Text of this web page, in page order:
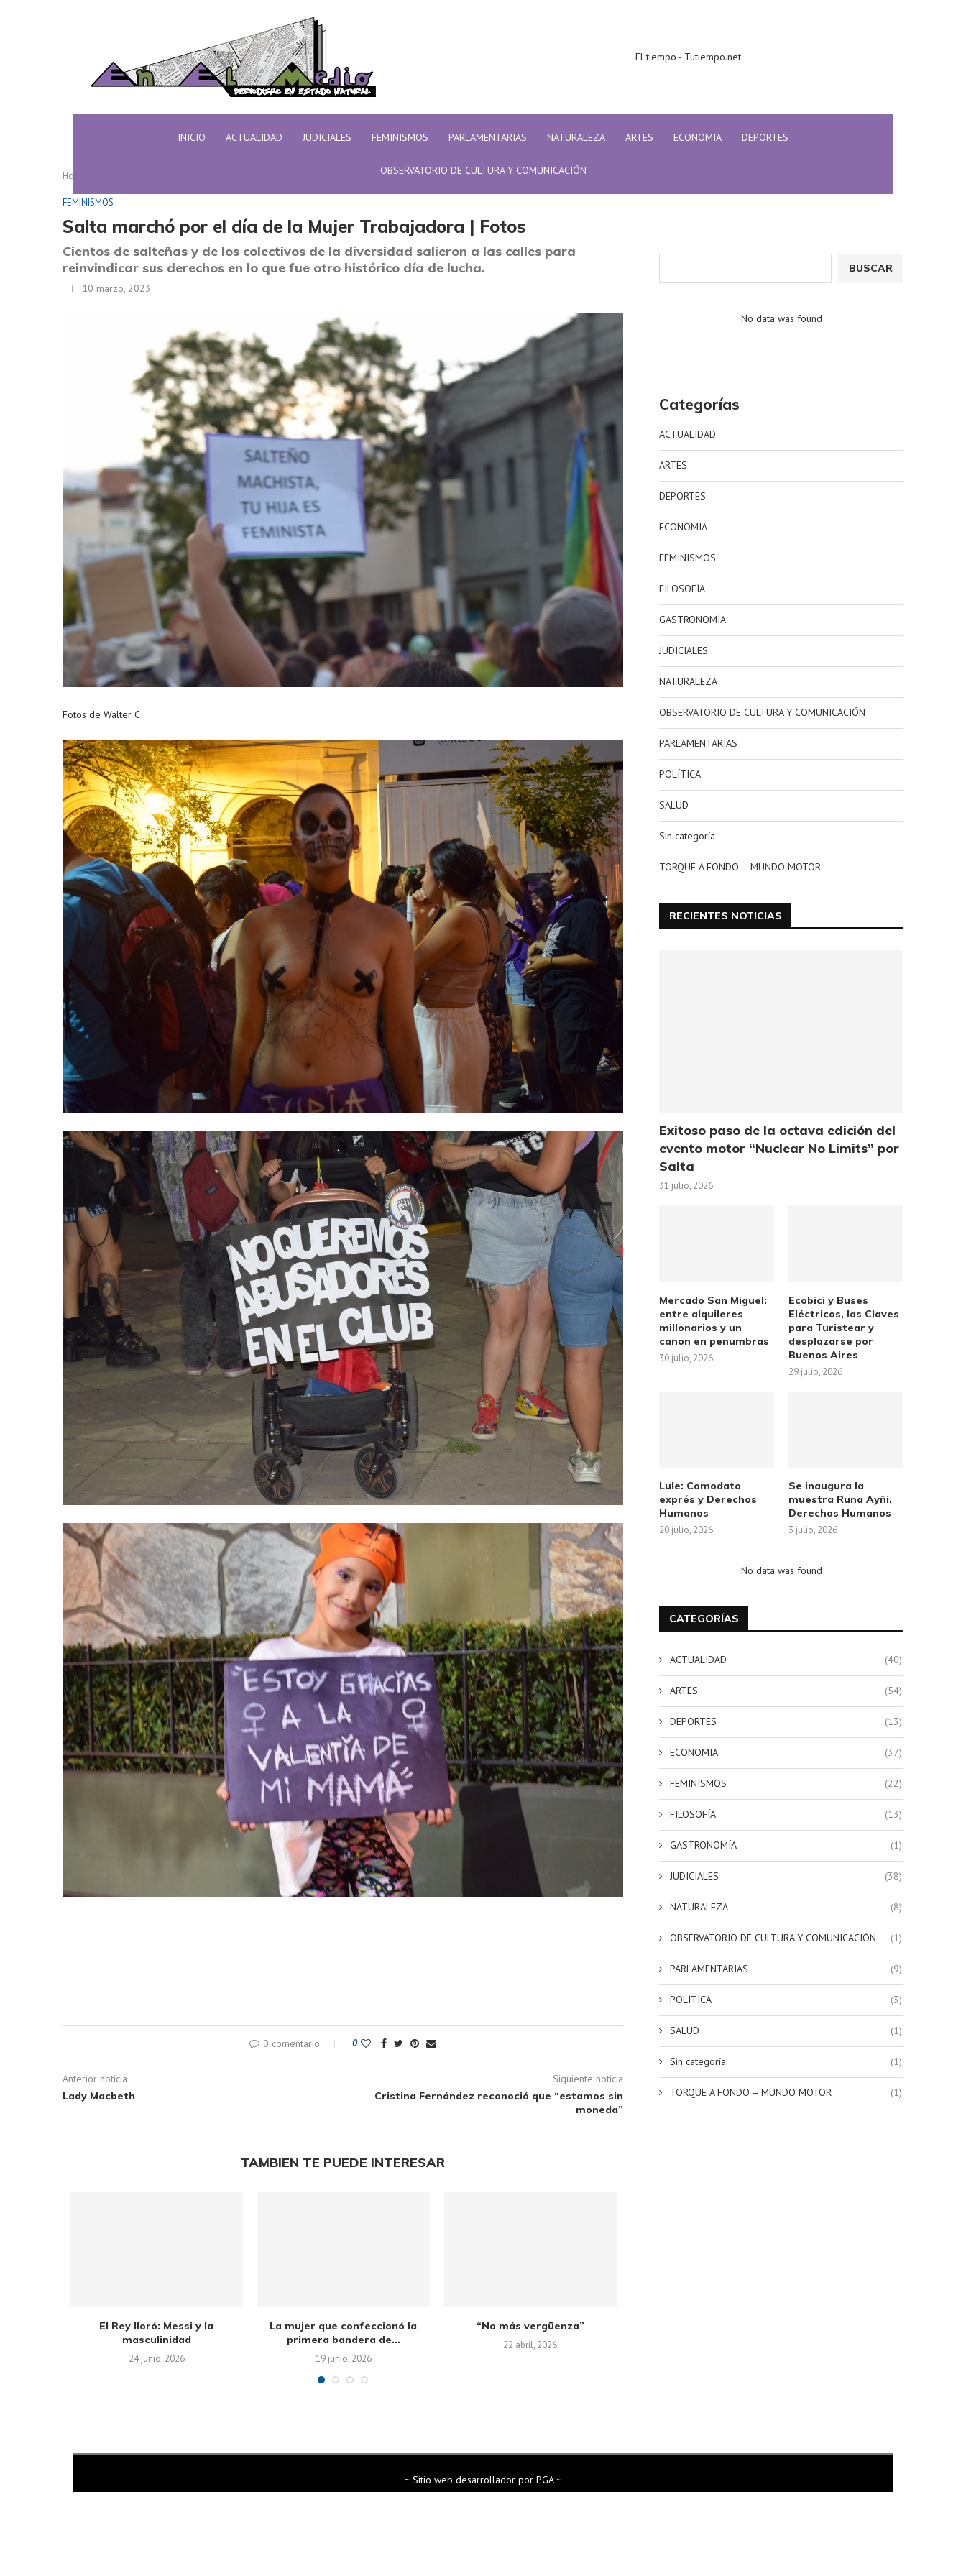
El tiempo - Tutiempo.net
INICIO ACTUALIDAD JUDICIALES FEMINISMOS PARLAMENTARIAS NATURALEZA ARTES ECONOMIA DEPORTES
OBSERVATORIO DE CULTURA Y COMUNICACIÓN
Home Salta marchó por el día de la Mujer Trabajadora | Fotos
FEMINISMOS
Salta marchó por el día de la Mujer Trabajadora | Fotos
Cientos de salteñas y de los colectivos de la diversidad salieron a las calles para
reinvindicar sus derechos en lo que fue otro histórico día de lucha.
10 marzo, 2023
Fotos de Walter C
0 comentario 0
Anterior noticia
Lady Macbeth
Siguiente noticia
Cristina Fernández reconoció que “estamos sin
moneda”
TAMBIEN TE PUEDE INTERESAR
El Rey lloró: Messi y la
masculinidad
24 junio, 2026
La mujer que confeccionó la
primera bandera de...
19 junio, 2026
“No más vergüenza”
22 abril, 2026
BUSCAR
No data was found
Categorías
ACTUALIDAD
ARTES
DEPORTES
ECONOMIA
FEMINISMOS
FILOSOFÍA
GASTRONOMÍA
JUDICIALES
NATURALEZA
OBSERVATORIO DE CULTURA Y COMUNICACIÓN
PARLAMENTARIAS
POLÍTICA
SALUD
Sin categoría
TORQUE A FONDO – MUNDO MOTOR
RECIENTES NOTICIAS
Exitoso paso de la octava edición del
evento motor “Nuclear No Limits” por
Salta
31 julio, 2026
Mercado San Miguel:
entre alquileres
millonarios y un
canon en penumbras
30 julio, 2026
Ecobici y Buses
Eléctricos, las Claves
para Turistear y
desplazarse por
Buenos Aires
29 julio, 2026
Lule: Comodato
exprés y Derechos
Humanos
20 julio, 2026
Se inaugura la
muestra Runa Ayñi,
Derechos Humanos
3 julio, 2026
No data was found
CATEGORÍAS
ACTUALIDAD (40)
ARTES (54)
DEPORTES (13)
ECONOMIA (37)
FEMINISMOS (22)
FILOSOFÍA (13)
GASTRONOMÍA (1)
JUDICIALES (38)
NATURALEZA (8)
OBSERVATORIO DE CULTURA Y COMUNICACIÓN (1)
PARLAMENTARIAS (9)
POLÍTICA (3)
SALUD (1)
Sin categoría (1)
TORQUE A FONDO – MUNDO MOTOR (1)
~ Sitio web desarrollador por PGA ~